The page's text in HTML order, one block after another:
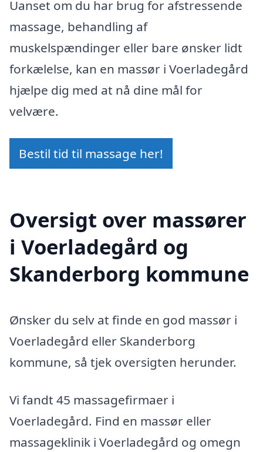
Uanset om du har brug for afstressende
massage, behandling af
muskelspændinger eller bare ønsker lidt
forkælelse, kan en massør i Voerladegård
hjælpe dig med at nå dine mål for
velvære.
Bestil tid til massage her!
Oversigt over massører
i Voerladegård og
Skanderborg kommune
Ønsker du selv at finde en god massør i
Voerladegård eller Skanderborg
kommune, så tjek oversigten herunder.
Vi fandt 45 massagefirmaer i
Voerladegård. Find en massør eller
massageklinik i Voerladegård og omegn